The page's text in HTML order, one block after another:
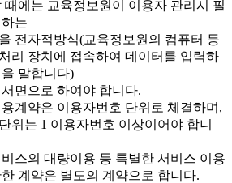
때에는 교육정보원이 이용자 관리시 필
는
전자적방식(교육정보원의 컴퓨터 등
리 장치에 접속하여 데이터를 입력하
말합니다)
면으로 하여야 합니다.
계약은 이용자번호 단위로 체결하며,
위는 1 이용자번호 이상이어야 합니
스의 대량이용 등 특별한 서비스 이용
계약은 별도의 계약으로 합니다.